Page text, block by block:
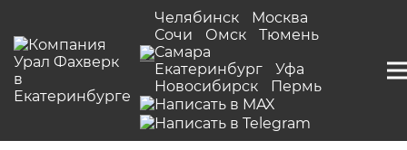
Челябинск
Москва
Сочи
Омск
Тюмень
Самара
Екатеринбург
Уфа
Новосибирск
Пермь